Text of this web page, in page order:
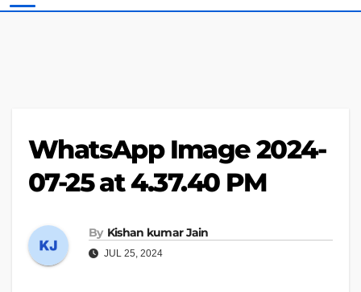
WhatsApp Image 2024-
07-25 at 4.37.40 PM
By Kishan kumar Jain
JUL 25, 2024